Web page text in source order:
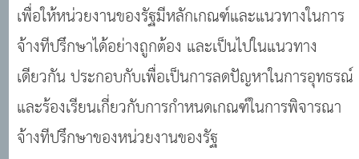
เพื่อให้หน่วยงานของรัฐมีหลักเกณฑ์และแนวทางในการ
จ้างทีปรึกษาได้อย่างถูกต้อง และเป็นไปในแนวทาง
เดียวกัน ประกอบกับเพื่อเป็นการลดปัญหาในการอุทธรณ์
และร้องเรียนเกี่ยวกับการกำหนดเกณฑ์ในการพิจารณา
จ้างทีปรึกษาของหน่วยงานของรัฐ